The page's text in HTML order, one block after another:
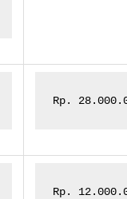
Rp.
Rp.